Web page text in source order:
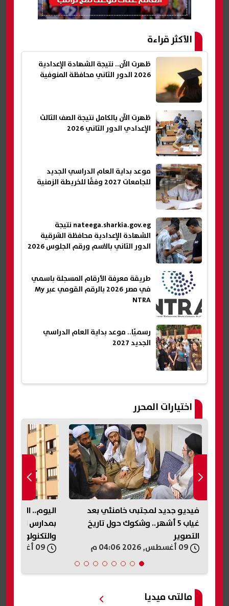
الأكثر قراءة
ظهرت الآن.. نتيجة الشهادة الإعدادية
2026 الدور الثاني محافظة المنوفية
ظهرت الآن بالكامل نتيجة الصف الثالث
الإعدادي الدور الثاني 2026
موعد بداية العام الدراسي الجديد
للجامعات 2027 وفقًا للخريطة الزمنية
nateega.sharkia.gov.eg نتيجة
الشهادة الإعدادية محافظة الشرقية
الدور الثاني بالاسم ورقم الجلوس 2026
طريقة معرفة الأرقام المسجلة باسمي
في مصر 2026 بالرقم القومي عبر My
NTRA
رسميًا.. موعد بداية العام الدراسي
الجديد 2027
اختيارات المحرر
جديد لمجتبى خامنئي بعد
غياب 5 أشهر.. وشكوك حول تاريخ
اليوم.. الفرصة الأخيرة للالتحاق
بمدارس المتفوقين للعلوم
09 أغسطس, 2026 03:58 م
مالتى ميديا